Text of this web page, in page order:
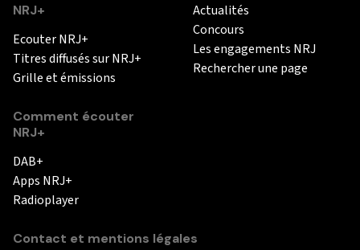
NRJ+
Ecouter NRJ+
Titres diffusés sur NRJ+
Grille et émissions
Comment écouter
NRJ+
DAB+
Apps NRJ+
Radioplayer
Actualités
Concours
Les engagements NRJ
Rechercher une page
Contact et mentions légales